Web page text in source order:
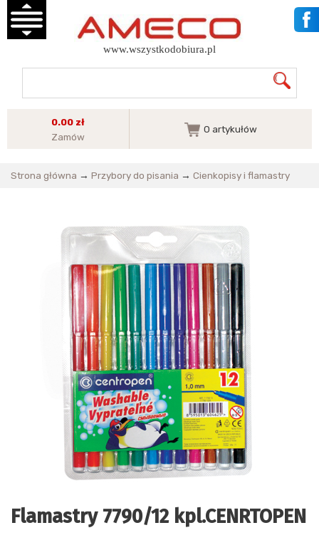
www.wszystkodobiura.pl
0.00 zł
Zamów
0 artykułów
Strona główna → Przybory do pisania → Cienkopisy i flamastry
Flamastry 7790/12 kpl.CENRTOPEN